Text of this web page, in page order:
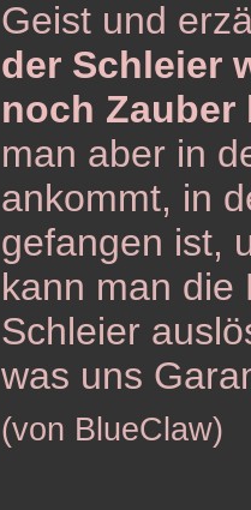
Geist und
der Schleier
noch Zauber
man aber in
ankommt, in
gefangen ist,
kann man die
Schleier
was uns
(von BlueClaw)